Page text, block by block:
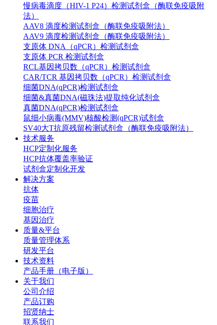
慢病毒滴度（HIV-1 P24）检测试剂盒（酶联免疫吸附
法）
AAV8 滴度检测试剂盒（酶联免疫吸附法）
AAV9 滴度检测试剂盒（酶联免疫吸附法）
支原体 DNA（qPCR）检测试剂盒
支原体 PCR 检测试剂盒
RCL基因拷贝数（qPCR）检测试剂盒
CAR/TCR 基因拷贝数（qPCR）检测试剂盒
细菌DNA(qPCR)检测试剂盒
细菌&真菌DNA(磁珠法)提取纯化试剂盒
真菌DNA(qPCR)检测试剂盒
鼠细小病毒(MMV)核酸检测(qPCR)试剂盒
SV40大T抗原残留检测试剂盒（酶联免疫吸附法）
技术服务
HCP定制化服务
HCP抗体覆盖率验证
试剂盒定制化开发
解决方案
抗体
疫苗
细胞治疗
基因治疗
质量&平台
质量管理体系
研发平台
技术资料
产品手册（电子版）
关于我们
公司介绍
产品订购
招贤纳士
联系我们